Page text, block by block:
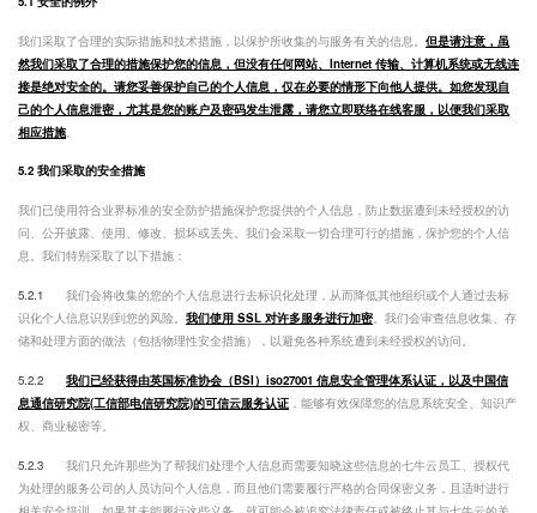
我们采取了合理的实际措施和技术措施，以保护所收集的与服务有关的信息。 但是请注意，虽
然我们采取了合理的措施保护您的信息，但没有任何网站、Internet 传输、计算机系统或无线连
接是绝对安全的。请您妥善保护自己的个人信息，仅在必要的情形下向他人提供。如您发现自
己的个人信息泄密，尤其是您的账户及密码发生泄露，请您立即联络在线客服，以便我们采取
相应措施。
5.2 我们采取的安全措施
我们已使用符合业界标准的安全防护措施保护您提供的个人信息，防止数据遭到未经授权的访
问、公开披露、使用、修改、损坏或丢失。我们会采取一切合理可行的措施，保护您的个人信
息。我们特别采取了以下措施：
5.2.1
我们会将收集的您的个人信息进行去标识化处理，从而降低其他组织或个人通过去标
识化个人信息识别到您的风险。 我们使用 SSL 对许多服务进行加密。我们会审查信息收集、存
储和处理方面的做法（包括物理性安全措施），以避免各种系统遭到未经授权的访问。
5.2.2
我们已经获得由英国标准协会（BSI）iso27001 信息安全管理体系认证，以及中国信
息通信研究院(工信部电信研究院)的可信云服务认证 ，能够有效保障您的信息系统安全、知识产
权、商业秘密等。
5.2.3
我们只允许那些为了帮我们处理个人信息而需要知晓这些信息的七牛云员工、授权代
为处理的服务公司的人员访问个人信息，而且他们需要履行严格的合同保密义务，且适时进行